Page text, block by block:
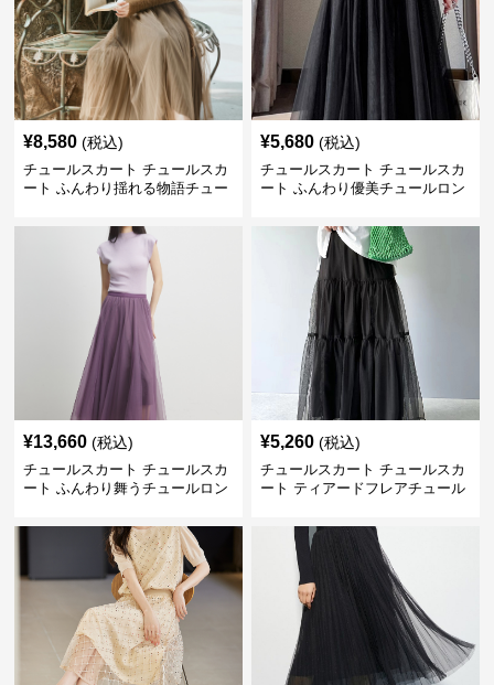
¥8,580 (税込)
チュールスカート チュールスカ
ート ふんわり揺れる物語チュー
¥5,680 (税込)
チュールスカート チュールスカ
ート ふんわり優美チュールロン
¥13,660 (税込)
チュールスカート チュールスカ
ート ふんわり舞うチュールロン
¥5,260 (税込)
チュールスカート チュールスカ
ート ティアードフレアチュール